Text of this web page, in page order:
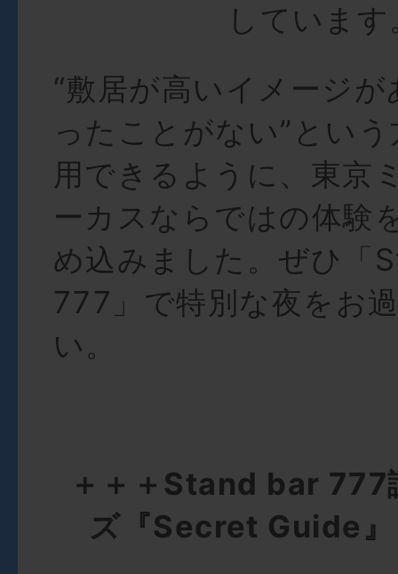
しています
“敷居が高いイメージ
ったことがない”とい
用できるように、東京
ーカスならではの体験
め込みました。ぜひ「
777」で特別な夜をお
い。
＋＋＋Stand bar 777
ズ『Secret Guide』